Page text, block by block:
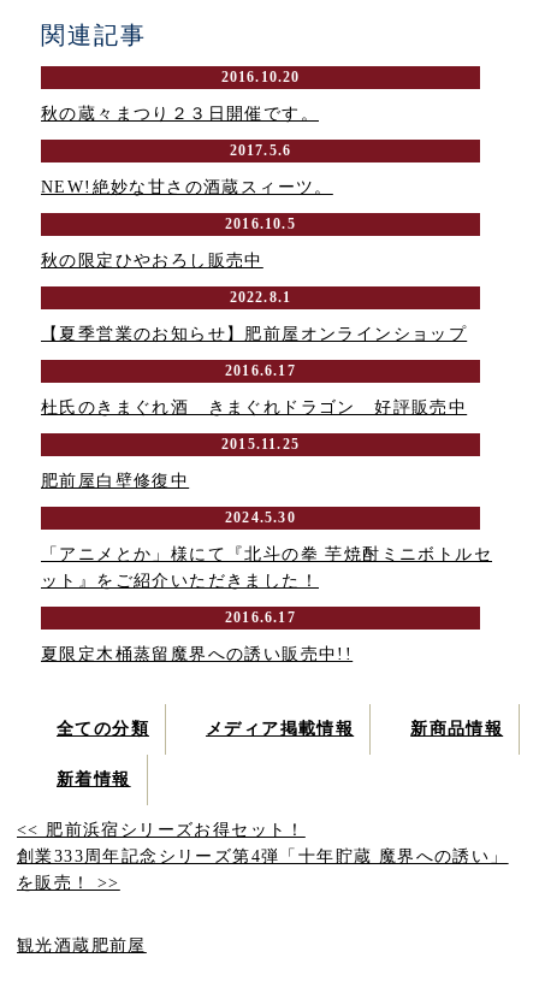
関連記事
2016.10.20
秋の蔵々まつり２３日開催です。
2017.5.6
NEW!絶妙な甘さの酒蔵スィーツ。
2016.10.5
秋の限定ひやおろし販売中
2022.8.1
【夏季営業のお知らせ】肥前屋オンラインショップ
2016.6.17
杜氏のきまぐれ酒 きまぐれドラゴン 好評販売中
2015.11.25
肥前屋白壁修復中
2024.5.30
「アニメとか」様にて『北斗の拳 芋焼酎ミニボトルセ
ット』をご紹介いただきました！
2016.6.17
夏限定木桶蒸留魔界への誘い販売中!!
全ての分類 メディア掲載情報 新商品情報
新着情報
<< 肥前浜宿シリーズお得セット！
創業333周年記念シリーズ第4弾「十年貯蔵 魔界への誘い」
を販売！ >>
観光酒蔵肥前屋